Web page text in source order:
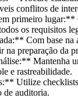
conflitos de
primeiro lugar:**
os requisitos
Com base na
na preparação da
Mantenha
e rastreabilidade.
Utilize
de auditoria.